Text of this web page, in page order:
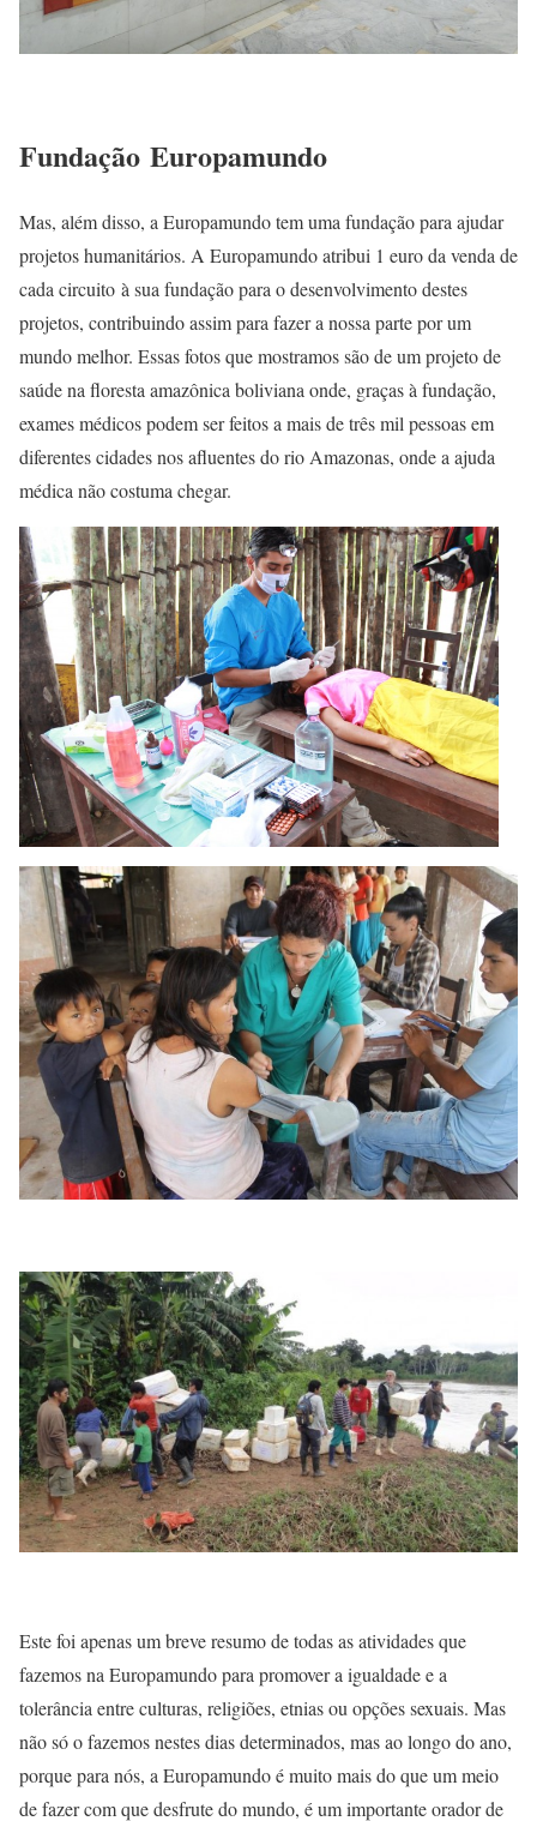
Fundação Europamundo
Mas, além disso, a Europamundo tem uma fundação para ajudar
projetos humanitários. A Europamundo atribui 1 euro da venda de
cada circuito à sua fundação para o desenvolvimento destes
projetos, contribuindo assim para fazer a nossa parte por um
mundo melhor. Essas fotos que mostramos são de um projeto de
saúde na floresta amazônica boliviana onde, graças à fundação,
exames médicos podem ser feitos a mais de três mil pessoas em
diferentes cidades nos afluentes do rio Amazonas, onde a ajuda
médica não costuma chegar.
Este foi apenas um breve resumo de todas as atividades que
fazemos na Europamundo para promover a igualdade e a
tolerância entre culturas, religiões, etnias ou opções sexuais. Mas
não só o fazemos nestes dias determinados, mas ao longo do ano,
porque para nós, a Europamundo é muito mais do que um meio
de fazer com que desfrute do mundo, é um importante orador de